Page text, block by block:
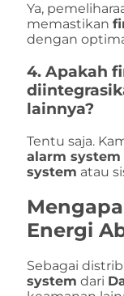
Ya,
memastikan
dengan
4. Apakah
lainnya?
Tentu saja.
alarm system
system atau
Energi
Sebagai
system dari